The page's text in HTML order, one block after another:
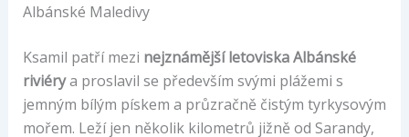
Albánské Maledivy
Ksamil patří mezi nejznámější letoviska Albánské
riviérya proslavil se především svými plážemi s
jemným bílým pískem a průzračně čistým tyrkysovým
mořem. Leží jen několik kilometrů jižně od Sarandy,